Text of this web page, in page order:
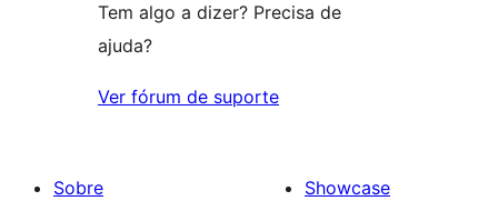
Tem algo a dizer? Precisa de
ajuda?
Ver fórum de suporte
Sobre
Showcase